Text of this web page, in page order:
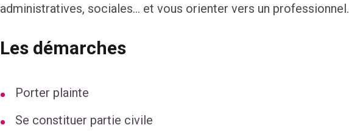
administratives, sociales… et vous orienter vers un professionnel.
Les démarches
Porter plainte
Se constituer partie civile